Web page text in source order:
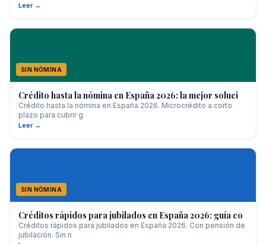
Leer →
SIN NÓMINA
Crédito hasta la nómina en España 2026: la mejor soluci
Crédito hasta la nómina en España 2026. Microcrédito a corto
plazo para cubrir g
Leer →
SIN NÓMINA
Créditos rápidos para jubilados en España 2026: guía co
Créditos rápidos para jubilados en España 2026. Con pensión de
jubilación. Sin n